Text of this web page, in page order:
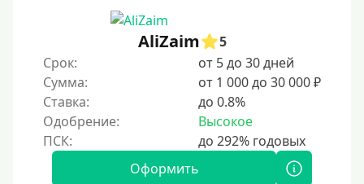
AliZaim
5
Срок:
от 5 до 30 дней
Сумма:
от 1 000 до 30 000 ₽
Ставка:
до 0.8%
Одобрение:
Высокое
Оформить